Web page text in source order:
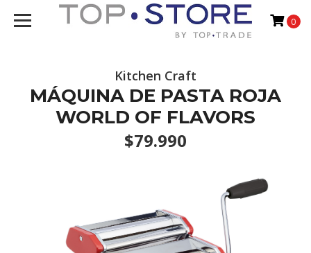
0
Kitchen Craft
MÁQUINA DE PASTA ROJA
WORLD OF FLAVORS
$79.990